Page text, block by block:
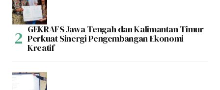
GEKRAFS Jawa Tengah dan Kalimantan Timur
Perkuat Sinergi Pengembangan Ekonomi
Kreatif